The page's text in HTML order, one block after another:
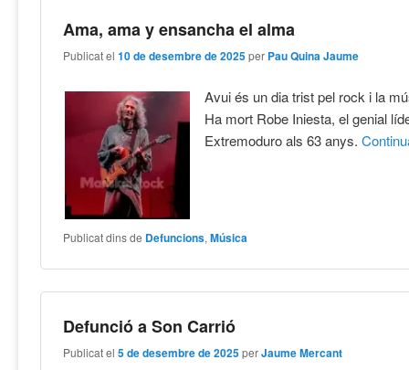
Ama, ama y ensancha el alma
Publicat el10 de desembre de 2025 per Pau Quina Jaume
Avui és un dia trist pel rock i la
Ha mort Robe Iniesta, el genial
Extremoduro als 63 anys.
Publicat dins de Defuncions,Música
Defunció a Son Carrió
Publicat el5 de desembre de 2025 perJaume Mercant